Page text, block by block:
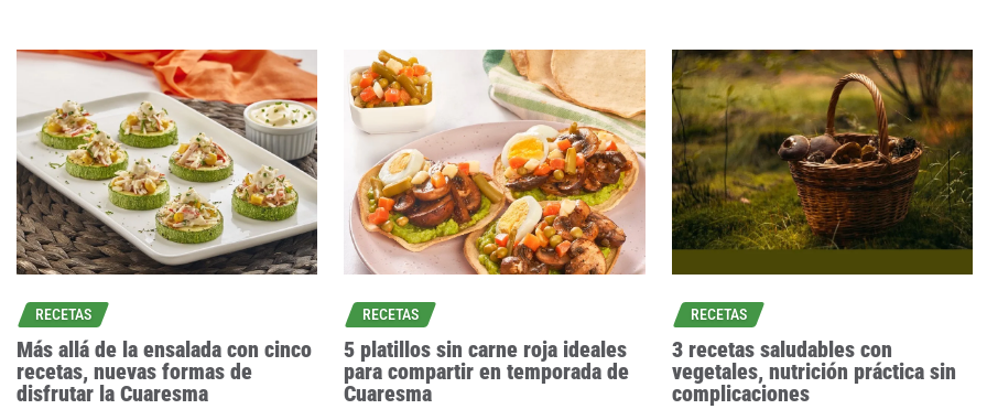
RECETAS
Más allá de la ensalada con cinco
recetas, nuevas formas de
disfrutar la Cuaresma
RECETAS
5 platillos sin carne roja ideales
para compartir en temporada de
Cuaresma
RECETAS
3 recetas saludables con
vegetales, nutrición práctica sin
complicaciones